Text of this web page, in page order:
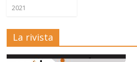
2021
La rivista